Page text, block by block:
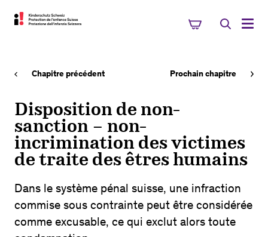
Chapitre précédent Prochain chapitre
Disposition de non-
sanction – non-
incrimination des victimes
de traite des êtres humains
Dans le système pénal suisse, une infraction
commise sous contrainte peut être considérée
comme excusable, ce qui exclut alors toute